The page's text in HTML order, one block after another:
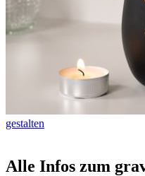
gestalten
Alle Infos zum